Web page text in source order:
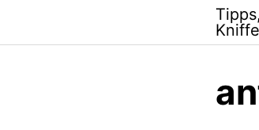
content
Kniffe